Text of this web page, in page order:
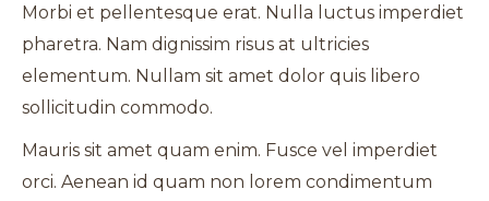
Morbi et pellentesque erat. Nulla luctus imperdiet
pharetra. Nam dignissim risus at ultricies
elementum. Nullam sit amet dolor quis libero
sollicitudin commodo.
Mauris sit amet quam enim. Fusce vel imperdiet
orci. Aenean id quam non lorem condimentum